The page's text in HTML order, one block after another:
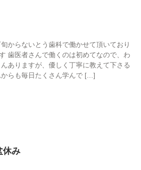
からないとう歯科で働かせて頂いており
歯医者さんで働くのは初めてなので、わ
ありますが、優しく丁寧に教えて下さる
らも毎日たくさん学んで […]
休み